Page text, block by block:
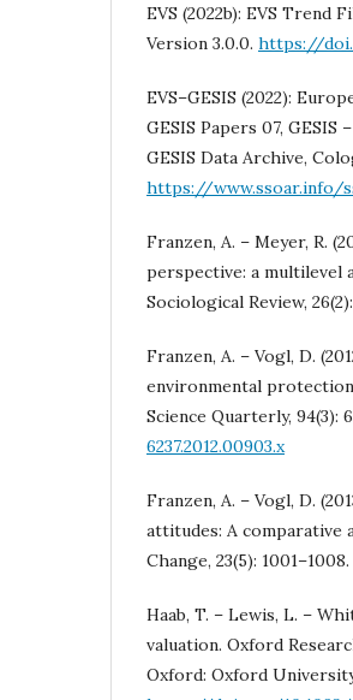
EVS (2022b): EVS Trend
Version 3.0.0. https://
EVS–GESIS (2022):
GESIS Papers 07,
GESIS Data Archive,
https://www.ssoar.info/
Franzen, A. – Meyer, R.
perspective: a multilevel
Sociological Review, 26(2):
Franzen, A. – Vogl, D.
environmental
Science Quarterly, 94(3):
6237.2012.00903.x
Franzen, A. – Vogl, D.
attitudes: A comparative
Change, 23(5): 1001–1008.
Haab, T. – Lewis, L. –
valuation. Oxford
Oxford: Oxford